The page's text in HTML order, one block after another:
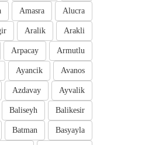
Alucra
Amasra
Arakli
Aralik
Armutlu
Arpacay
Avanos
Ayancik
Ayvalik
Azdavay
Balikesir
Baliseyh
Basyayla
Batman